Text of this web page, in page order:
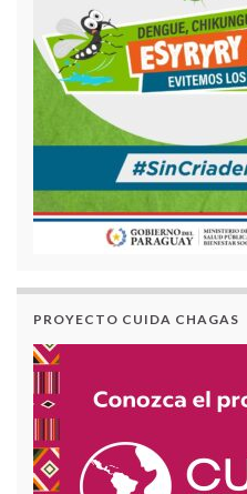
PROYECTO CUIDA CHAGAS